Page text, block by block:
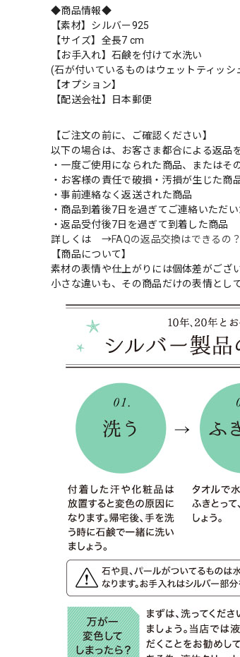
◆商品情報◆
【素材】シルバー925
【サイズ】全長7 cm
【お手入れ】石鹸を付けて水洗い
(石が付いているものはウェットティッ
【オプション】
【配送会社】日本郵便
【ご注文の前に、ご確認ください】
以下の場合は、お客さま都合による返品
・一度ご使用になられた商品、またはそ
・お客様の責任で破損・汚損が生じた商
・事前連絡なく返送された商品
・商品到着後7日を過ぎてご連絡いただ
・返品受付後7日を過ぎて到着した商品
詳しくは →FAQの返品交換はできるの？
【商品について】
素材の表情や仕上がりには個体差がござい
小さな違いも、その商品だけの表情とし